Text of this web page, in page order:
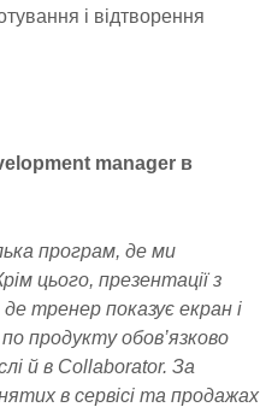
і відтворення
manager в
програм, де ми
цього, презентації з
тренер показує екран і
продукту обов’язково
й в Collaborator. За
в сервісі та продажах